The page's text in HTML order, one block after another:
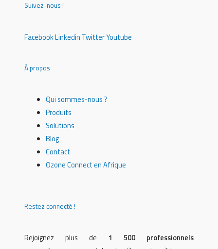
Suivez-nous !
FacebookLinkedin TwitterYoutube
À propos
Qui sommes-nous ?
Produits
Solutions
Blog
Contact
Ozone Connect en Afrique
Restez connecté !
Rejoignez plus de 1 500 professionnels